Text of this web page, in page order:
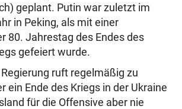
geplant. Putin war zuletzt im
in Peking, als mit einer
80. Jahrestag des Endes des
gefeiert wurde.
ruft regelmäßig zu
ein Ende des Kriegs in der Ukraine
für die Offensive aber nie